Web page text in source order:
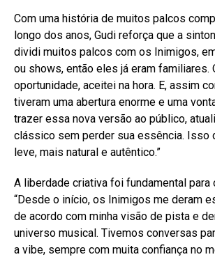
Com uma história de muitos palcos
longo dos anos, Gudi reforça que a
dividi muitos palcos com os Inimigos,
ou shows, então eles já eram familiares.
oportunidade, aceitei na hora. E, assim
tiveram uma abertura enorme e uma
trazer essa nova versão ao público,
clássico sem perder sua essência. Isso
leve, mais natural e autêntico.”
A liberdade criativa foi fundamental para
“Desde o início, os Inimigos me deram
de acordo com minha visão de pista e
universo musical. Tivemos conversas
a vibe, sempre com muita confiança no